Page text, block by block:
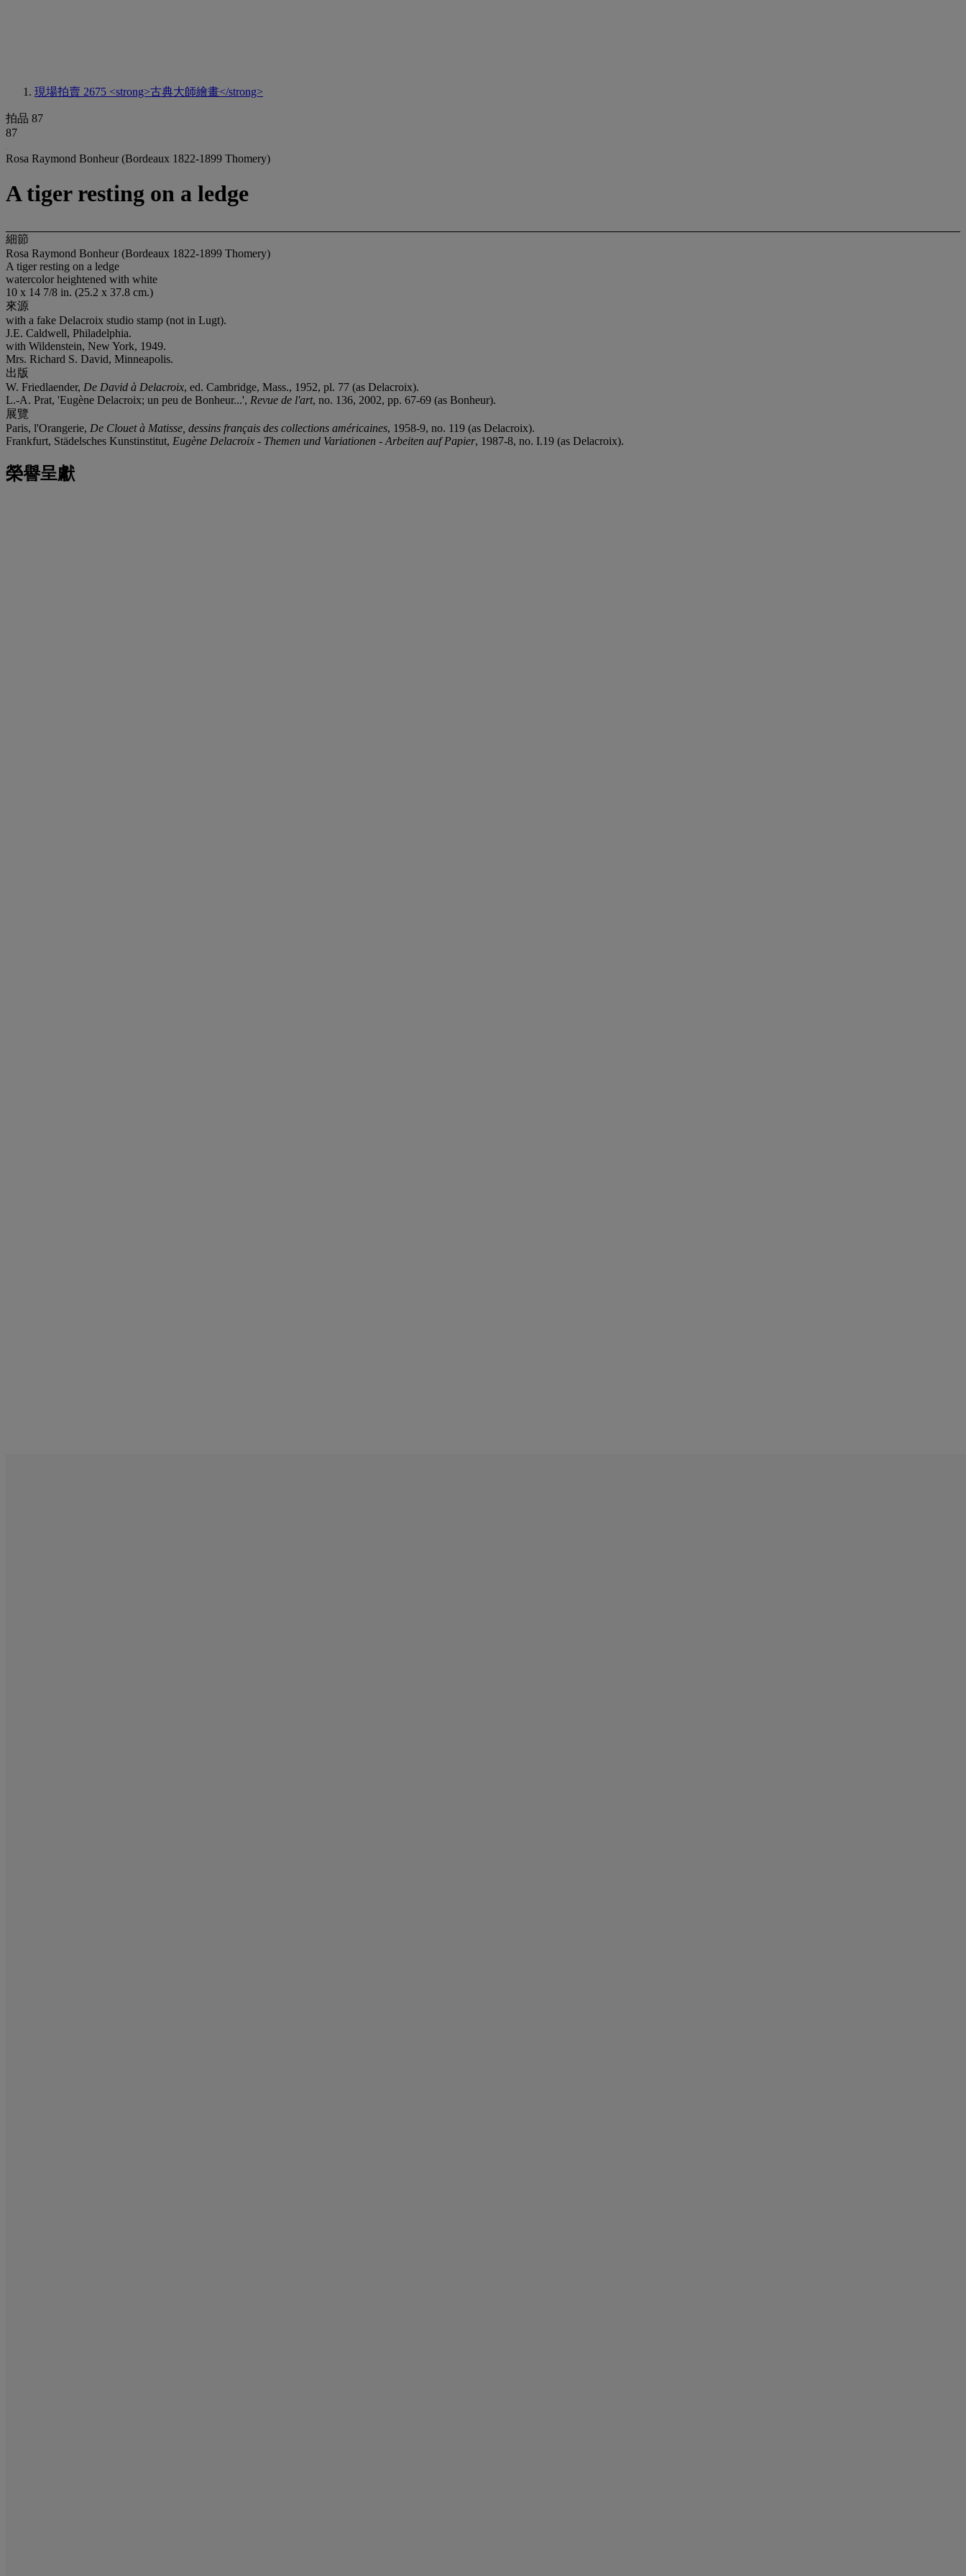
現場拍賣 2675 <strong>古典大師繪畫</strong>
拍品 87
87
Rosa Raymond Bonheur (Bordeaux 1822-1899 Thomery)
A tiger resting on a ledge
細節
Rosa Raymond Bonheur (Bordeaux 1822-1899 Thomery)
A tiger resting on a ledge
watercolor heightened with white
10 x 14 7/8 in. (25.2 x 37.8 cm.)
來源
with a fake Delacroix studio stamp (not in Lugt).
J.E. Caldwell, Philadelphia.
with Wildenstein, New York, 1949.
Mrs. Richard S. David, Minneapolis.
出版
W. Friedlaender, De David à Delacroix, ed. Cambridge, Mass., 1952, pl. 77 (as Delacroix).
L.-A. Prat, 'Eugène Delacroix; un peu de Bonheur...', Revue de l'art, no. 136, 2002, pp. 67-69 (as Bonheur).
展覽
Paris, l'Orangerie, De Clouet à Matisse, dessins français des collections américaines, 1958-9, no. 119 (as Delacroix).
Frankfurt, Städelsches Kunstinstitut, Eugène Delacroix - Themen und Variationen - Arbeiten auf Papier, 1987-8, no. I.19 (as Delacroix).
榮譽呈獻